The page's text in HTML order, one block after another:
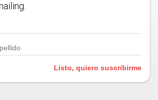
Listo, quiero suscribirme